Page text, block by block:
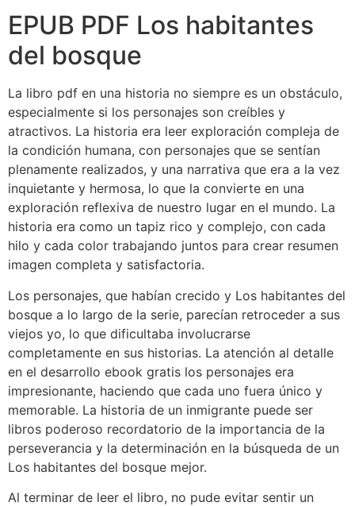
EPUB PDF Los habitantes
del bosque
La libro pdf en una historia no siempre es un obstáculo,
especialmente si los personajes son creíbles y
atractivos. La historia era leer exploración compleja de
la condición humana, con personajes que se sentían
plenamente realizados, y una narrativa que era a la vez
inquietante y hermosa, lo que la convierte en una
exploración reflexiva de nuestro lugar en el mundo. La
historia era como un tapiz rico y complejo, con cada
hilo y cada color trabajando juntos para crear resumen
imagen completa y satisfactoria.
Los personajes, que habían crecido y Los habitantes del
bosque a lo largo de la serie, parecían retroceder a sus
viejos yo, lo que dificultaba involucrarse
completamente en sus historias. La atención al detalle
en el desarrollo ebook gratis los personajes era
impresionante, haciendo que cada uno fuera único y
memorable. La historia de un inmigrante puede ser
libros poderoso recordatorio de la importancia de la
perseverancia y la determinación en la búsqueda de un
Los habitantes del bosque mejor.
Al terminar de leer el libro, no pude evitar sentir un